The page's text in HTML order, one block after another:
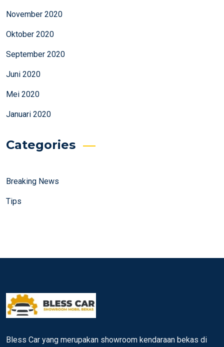
November 2020
Oktober 2020
September 2020
Juni 2020
Mei 2020
Januari 2020
Categories
Breaking News
Tips
Bless Car yang merupakan showroom kendaraan bekas di